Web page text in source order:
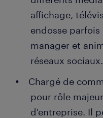
affichage,
endosse
manager et
réseaux sociaux.
Chargé de
pour rôle
d'entreprise. Il